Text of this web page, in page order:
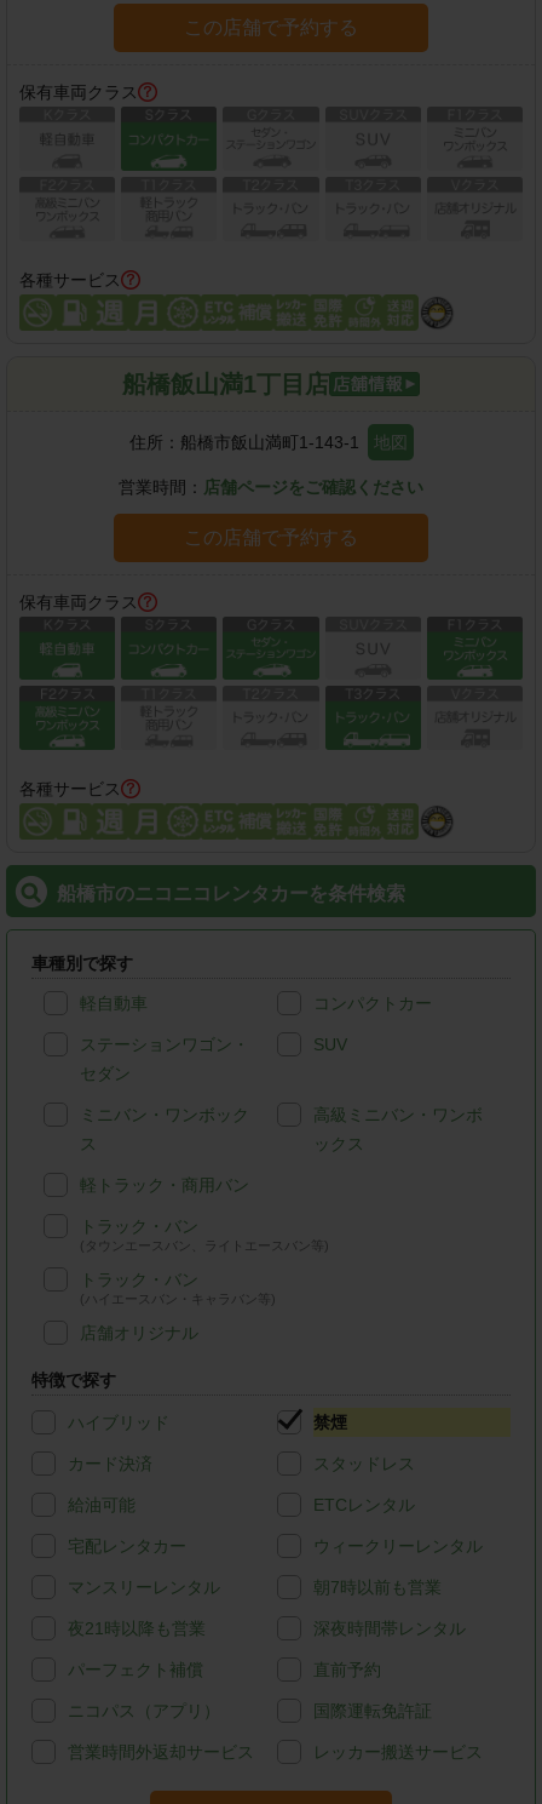
この店舗で予約する
保有車両クラス
各種サービス
船橋飯山満1丁目店
住所： 船橋市飯山満町1-143-1 地図
営業時間： 店舗ページをご確認ください
この店舗で予約する
保有車両クラス
各種サービス
船橋市のニコニコレンタカーを条件検索
車種別で探す
軽自動車 コンパクトカー
ステーションワゴン・
セダン
SUV
ミニバン・ワンボック
ス
高級ミニバン・ワンボ
ックス
軽トラック・商用バン
トラック・バン
(タウンエースバン、ライトエースバン等)
トラック・バン
(ハイエースバン・キャラバン等)
店舗オリジナル
特徴で探す
ハイブリッド 禁煙
カード決済 スタッドレス
給油可能 ETCレンタル
宅配レンタカー ウィークリーレンタル
マンスリーレンタル 朝7時以前も営業
夜21時以降も営業 深夜時間帯レンタル
パーフェクト補償 直前予約
ニコパス（アプリ） 国際運転免許証
営業時間外返却サービス レッカー搬送サービス